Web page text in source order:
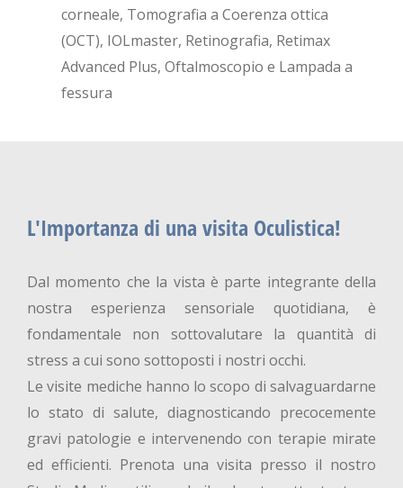
corneale, Tomografia a Coerenza ottica
(OCT), IOLmaster, Retinografia, Retimax
Advanced Plus, Oftalmoscopio e Lampada a
fessura
L'Importanza di una visita Oculistica!
Dal momento che la vista è parte integrante della
nostra esperienza sensoriale quotidiana, è
fondamentale non sottovalutare la quantità di
stress a cui sono sottoposti i nostri occhi.
Le visite mediche hanno lo scopo di salvaguardarne
lo stato di salute, diagnosticando precocemente
gravi patologie e intervenendo con terapie mirate
ed efficienti. Prenota una visita presso il nostro